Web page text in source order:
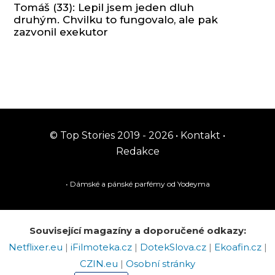
Tomáš (33): Lepil jsem jeden dluh
druhým. Chvilku to fungovalo, ale pak
zazvonil exekutor
© Top Stories 2019 - 2026 • Kontakt •
Redakce
• Dámské a pánské parfémyod Yodeyma
Související magazíny a doporučené odkazy:
Netflixer.eu | iFilmoteka.cz | DotekSlova.cz | Ekoafin.cz |
CZIN.eu | Osobní stránky